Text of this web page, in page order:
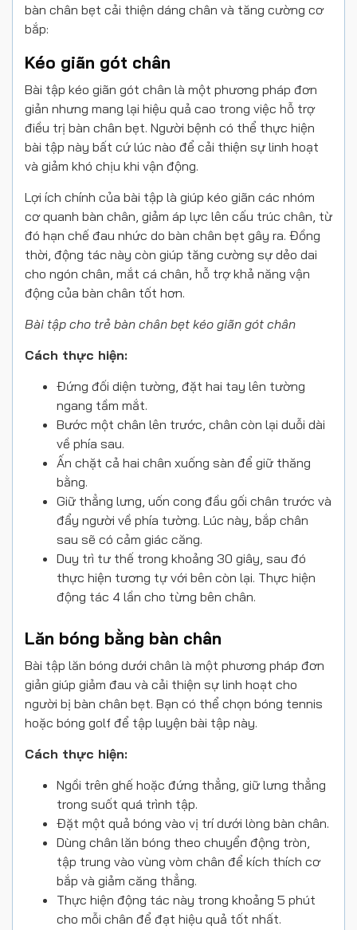
bàn chân bẹt cải thiện dáng chân và tăng cường cơ
bắp:
Kéo giãn gót chân
Bài tập kéo giãn gót chân là một phương pháp đơn
giản nhưng mang lại hiệu quả cao trong việc hỗ trợ
điều trị bàn chân bẹt. Người bệnh có thể thực hiện
bài tập này bất cứ lúc nào để cải thiện sự linh hoạt
và giảm khó chịu khi vận động.
Lợi ích chính của bài tập là giúp kéo giãn các nhóm
cơ quanh bàn chân, giảm áp lực lên cấu trúc chân, từ
đó hạn chế đau nhức do bàn chân bẹt gây ra. Đồng
thời, động tác này còn giúp tăng cường sự dẻo dai
cho ngón chân, mắt cá chân, hỗ trợ khả năng vận
động của bàn chân tốt hơn.
Bài tập cho trẻ bàn chân bẹt kéo giãn gót chân
Cách thực hiện:
Đứng đối diện tường, đặt hai tay lên tường
ngang tầm mắt.
Bước một chân lên trước, chân còn lại duỗi dài
về phía sau.
Ấn chặt cả hai chân xuống sàn để giữ thăng
bằng.
Giữ thẳng lưng, uốn cong đầu gối chân trước và
đẩy người về phía tường. Lúc này, bắp chân
sau sẽ có cảm giác căng.
Duy trì tư thế trong khoảng 30 giây, sau đó
thực hiện tương tự với bên còn lại. Thực hiện
động tác 4 lần cho từng bên chân.
Lăn bóng bằng bàn chân
Bài tập lăn bóng dưới chân là một phương pháp đơn
giản giúp giảm đau và cải thiện sự linh hoạt cho
người bị bàn chân bẹt. Bạn có thể chọn bóng tennis
hoặc bóng golf để tập luyện bài tập này.
Cách thực hiện:
Ngồi trên ghế hoặc đứng thẳng, giữ lưng thẳng
trong suốt quá trình tập.
Đặt một quả bóng vào vị trí dưới lòng bàn chân.
Dùng chân lăn bóng theo chuyển động tròn,
tập trung vào vùng vòm chân để kích thích cơ
bắp và giảm căng thẳng.
Thực hiện động tác này trong khoảng 5 phút
cho mỗi chân để đạt hiệu quả tốt nhất.